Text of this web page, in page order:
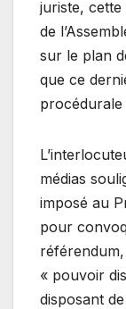
juriste,
de
sur le plan
que ce
procédurale
médias
imposé au
pour
« pouvoir
disposant